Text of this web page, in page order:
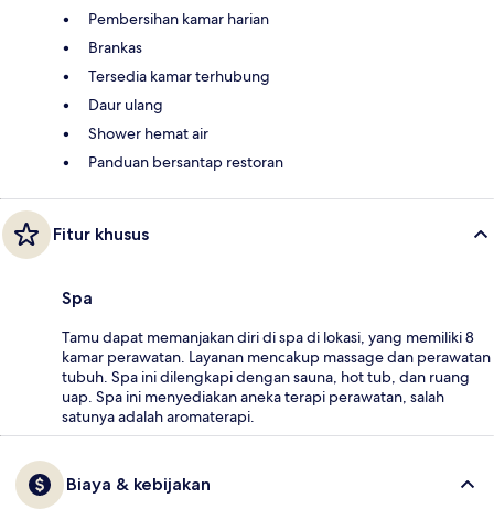
Pembersihan kamar harian
Brankas
Tersedia kamar terhubung
Daur ulang
Shower hemat air
Panduan bersantap restoran
Fitur khusus
Spa
Tamu dapat memanjakan diri di spa di lokasi, yang memiliki 8
kamar perawatan. Layanan mencakup massage dan perawatan
tubuh. Spa ini dilengkapi dengan sauna, hot tub, dan ruang
uap. Spa ini menyediakan aneka terapi perawatan, salah
satunya adalah aromaterapi.
Biaya & kebijakan